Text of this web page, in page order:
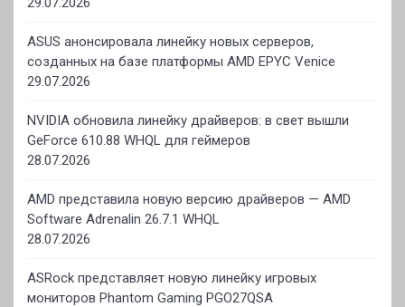
ASUS анонсировала линейку новых серверов,
созданных на базе платформы AMD EPYC Venice
29.07.2026
NVIDIA обновила линейку драйверов: в свет вышли
GeForce 610.88 WHQL для геймеров
28.07.2026
AMD представила новую версию драйверов — AMD
Software Adrenalin 26.7.1 WHQL
28.07.2026
ASRock представляет новую линейку игровых
мониторов Phantom Gaming PGO27QSA